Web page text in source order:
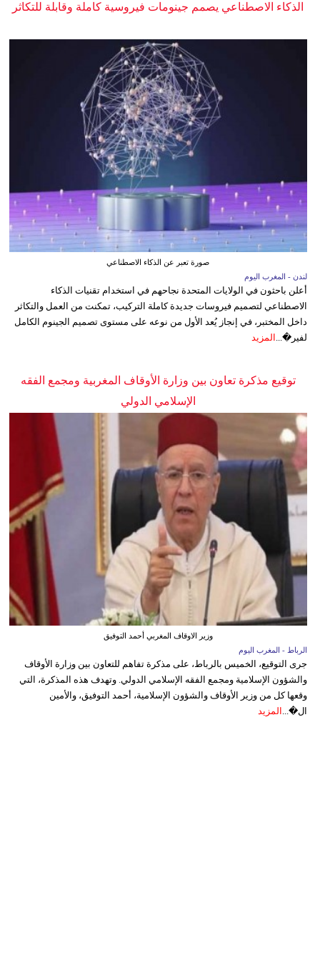
الذكاء الاصطناعي يصمم جينومات فيروسية كاملة وقابلة للتكاثر
صورة تعبر عن الذكاء الاصطناعي
لندن - المغرب اليوم
أعلن باحثون في الولايات المتحدة نجاحهم في استخدام تقنيات الذكاء
الاصطناعي لتصميم فيروسات جديدة كاملة التركيب، تمكنت من العمل والتكاثر
داخل المختبر، في إنجاز يُعد الأول من نوعه على مستوى تصميم الجينوم الكامل
لفير�...
المزيد
توقيع مذكرة تعاون بين وزارة الأوقاف المغربية ومجمع الفقه
الإسلامي الدولي
وزير الاوقاف المغربي أحمد التوفيق
الرباط - المغرب اليوم
جرى التوقيع، الخميس بالرباط، على مذكرة تفاهم للتعاون بين وزارة الأوقاف
والشؤون الإسلامية ومجمع الفقه الإسلامي الدولي. وتهدف هذه المذكرة، التي
وقعها كل من وزير الأوقاف والشؤون الإسلامية، أحمد التوفيق، والأمين
ال�... المزيد